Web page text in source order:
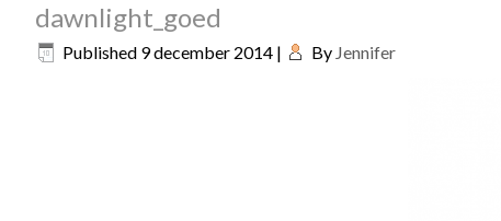
dawnlight_goed
Published 9 december 2014 | By Jennifer